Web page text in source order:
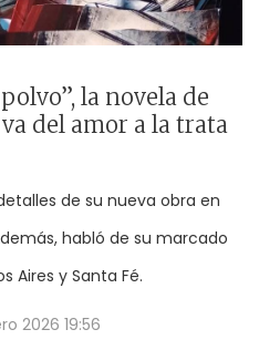
la novela de
del amor a la trata
de su nueva obra en
habló de su marcado
Aires y Santa Fé.
2026 19:56